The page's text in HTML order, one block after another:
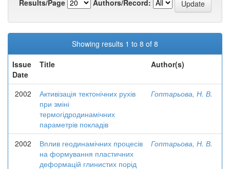
Results/Page
Authors/Record:
Showing results 1 to 8 of 8
Issue
Date
Title Author(s)
2002
Активізація тектонічних рухів
при зміні
термогідродинамічних
параметрів покладів
Гоптарьова, Н. В.
2002
Вплив геодинамічних процесів
на формування пластичних
деформацій глинистих порід
Гоптарьова, Н. В.